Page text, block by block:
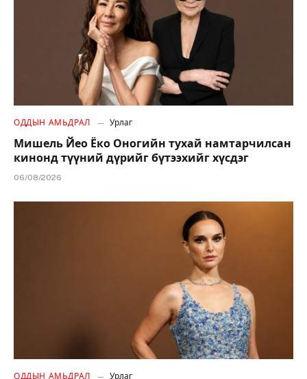
ОДДЫН АМЬДРАЛ Урлаг
Мишель Йео Ёко Оногийн тухай намтарчилсан
кинонд түүний дүрийг бүтээхийг хүсдэг
06/08/2026
ОДДЫН АМЬДРАЛ Урлаг